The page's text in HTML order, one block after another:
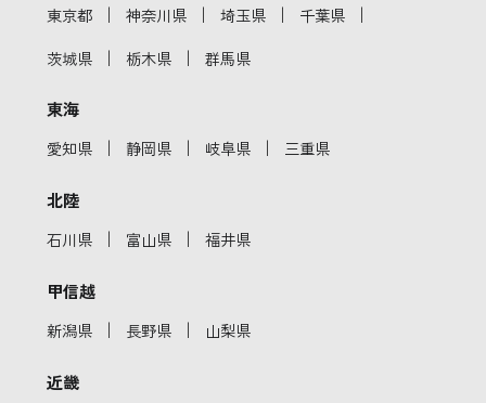
東京都 ｜ 神奈川県 ｜ 埼玉県 ｜ 千葉県 ｜
茨城県 ｜ 栃木県 ｜ 群馬県
東海
愛知県 ｜ 静岡県 ｜ 岐阜県 ｜ 三重県
北陸
石川県 ｜ 富山県 ｜ 福井県
甲信越
新潟県 ｜ 長野県 ｜ 山梨県
近畿